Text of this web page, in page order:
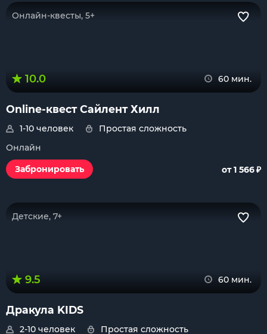
Онлайн-квесты, 5+
10.0 60 мин.
Online-квест Сайлент Хилл
1-10 человек
Простая сложность
Онлайн
Забронировать
от 1 566₽
Детские, 7+
9.5 60 мин.
Дракула KIDS
2-10 человек
Простая сложность